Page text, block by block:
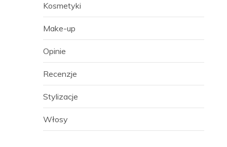
Kosmetyki
Make-up
Opinie
Recenzje
Stylizacje
Włosy